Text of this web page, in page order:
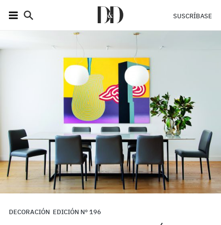
SUSCRÍBASE
DECORACIÓN EDICIÓN N° 196